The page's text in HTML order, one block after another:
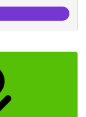
programa formatiu a